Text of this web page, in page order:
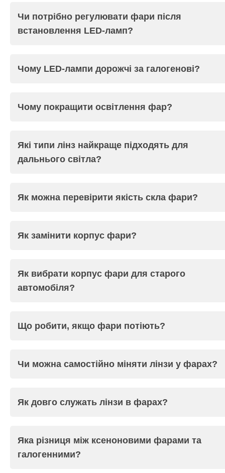
Чи потрібно регулювати фари після
встановлення LED-ламп?
Чому LED-лампи дорожчі за галогенові?
Чому покращити освітлення фар?
Які типи лінз найкраще підходять для
дальнього світла?
Як можна перевірити якість скла фари?
Як замінити корпус фари?
Як вибрати корпус фари для старого
автомобіля?
Що робити, якщо фари потіють?
Чи можна самостійно міняти лінзи у фарах?
Як довго служать лінзи в фарах?
Яка різниця між ксеноновими фарами та
галогенними?